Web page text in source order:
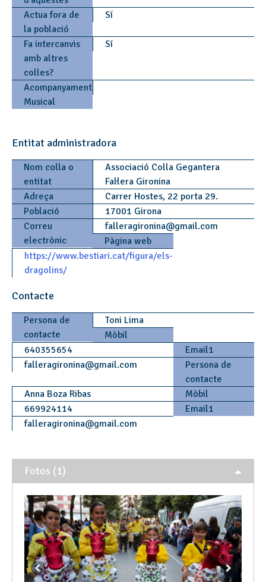
Actua fora de
la població
Sí
Fa intercanvis
amb altres
colles?
Sí
Acompanyament
Musical
Entitat administradora
Nom colla o
entitat
Associació Colla Gegantera
Fal·lera Gironina
Adreça
Carrer Hostes, 22 porta 29.
Població
17001 Girona
Correu
electrònic
falleragironina@gmail.com
Pàgina web
https://www.bestiari.cat/figura/els-
dragolins/
Contacte
Persona de
contacte
Toni Lima
Mòbil
640355654
Email1
falleragironina@gmail.com
Persona de
contacte
Anna Boza Ribas
Mòbil
669924114
Email1
falleragironina@gmail.com
Fotos (1)